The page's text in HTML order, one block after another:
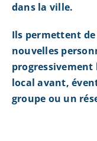
dans la ville.
Ils permettent
nouvelles
progressivement
local avant,
groupe ou un